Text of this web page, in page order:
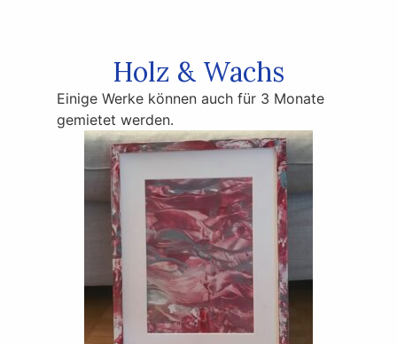
Holz & Wachs
Einige Werke können auch für 3 Monate
gemietet werden.